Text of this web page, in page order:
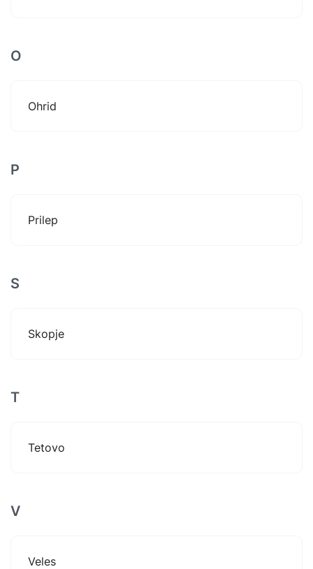
O
Ohrid
P
Prilep
S
Skopje
T
Tetovo
V
Veles